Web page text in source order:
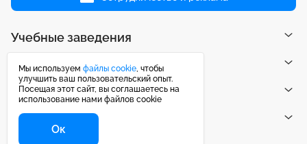
Учебные заведения
Направления
Публикации
Центр поддержки
Мы используем файлы cookie, чтобы
улучшить ваш пользовательский опыт.
Посещая этот сайт, вы соглашаетесь на
использование нами файлов cookie
Ок